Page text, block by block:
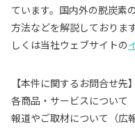
ています。国内外の脱炭
方法などを解説しておりま
しくは当社ウェブサイトの
【本件に関するお問合せ先】
各商品・サービスについて
報道やご取材について（広報